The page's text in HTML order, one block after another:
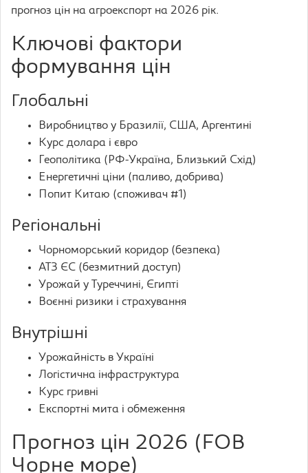
прогноз цін на агроекспорт на 2026 рік.
Ключові фактори
формування цін
Глобальні
Виробництво у Бразилії, США, Аргентині
Курс долара і євро
Геополітика (РФ-Україна, Близький Схід)
Енергетичні ціни (паливо, добрива)
Попит Китаю (споживач #1)
Регіональні
Чорноморський коридор (безпека)
АТЗ ЄС (безмитний доступ)
Урожай у Туреччині, Єгипті
Воєнні ризики і страхування
Внутрішні
Урожайність в Україні
Логістична інфраструктура
Курс гривні
Експортні мита і обмеження
Прогноз цін 2026 (FOB
Чорне море)